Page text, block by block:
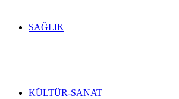
SAĞLIK
KÜLTÜR-SANAT